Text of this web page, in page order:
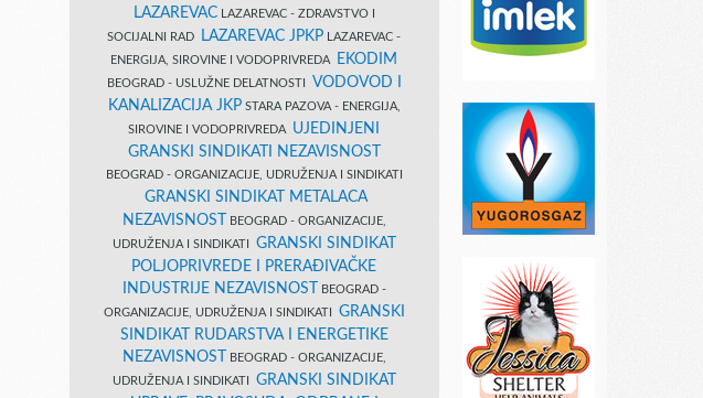
LAZAREVACLAZAREVAC - ZDRAVSTVO I
SOCIJALNI RAD
LAZAREVAC JPKP LAZAREVAC -
ENERGIJA, SIROVINE I VODOPRIVREDA
EKODIM
BEOGRAD - USLUŽNE DELATNOSTI VODOVOD I
KANALIZACIJA JKPSTARA PAZOVA - ENERGIJA,
SIROVINE I VODOPRIVREDA UJEDINJENI
GRANSKI SINDIKATI NEZAVISNOST
BEOGRAD - ORGANIZACIJE, UDRUŽENJA I SINDIKATI
GRANSKI SINDIKAT METALACA
NEZAVISNOST
BEOGRAD - ORGANIZACIJE,
UDRUŽENJA I SINDIKATI GRANSKI SINDIKAT
POLJOPRIVREDE I PRERAĐIVAČKE
INDUSTRIJE NEZAVISNOST
BEOGRAD -
ORGANIZACIJE, UDRUŽENJA I SINDIKATI GRANSKI
SINDIKAT RUDARSTVA I ENERGETIKE
NEZAVISNOST
BEOGRAD - ORGANIZACIJE,
UDRUŽENJA I SINDIKATI GRANSKI SINDIKAT